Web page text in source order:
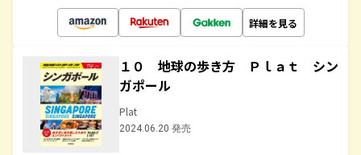
詳細を見る
１０ 地球の歩き方 Ｐｌａｔ シン
ガポール
Plat
2024.06.20 発売